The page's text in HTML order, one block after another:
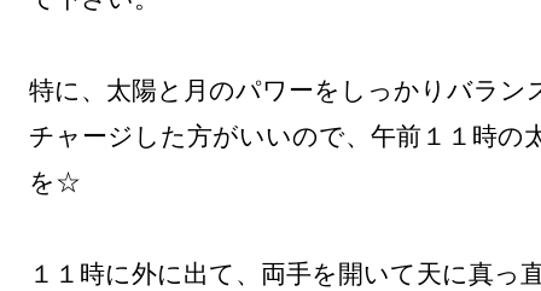
特に、太陽と月のパワーをしっかりバラン
チャージした方がいいので、午前１１時の
を☆
１１時に外に出て、両手を開いて天に真っ